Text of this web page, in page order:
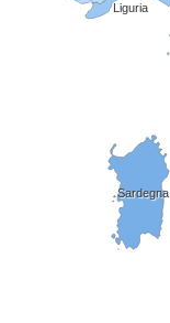
Sardegna
Liguria